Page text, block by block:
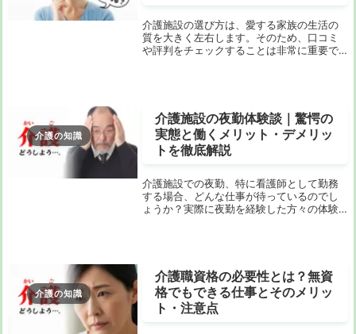
介護施設の選び方は、愛する家族の生活の
質を大きく左右します。そのため、口コミ
や評判をチェックすることは非常に重要で
介護の知識
介護施設の夜勤体験談｜驚愕の
実態と働くメリット・デメリッ
トを徹底解説
介護施設での夜勤、特に看護師として勤務
する場合、どんな仕事が待っているのでし
ょうか？実際に夜勤を経験した方々の体験
介護の知識
介護職資格の必要性とは？無資
格でもできる仕事とそのメリッ
ト・注意点